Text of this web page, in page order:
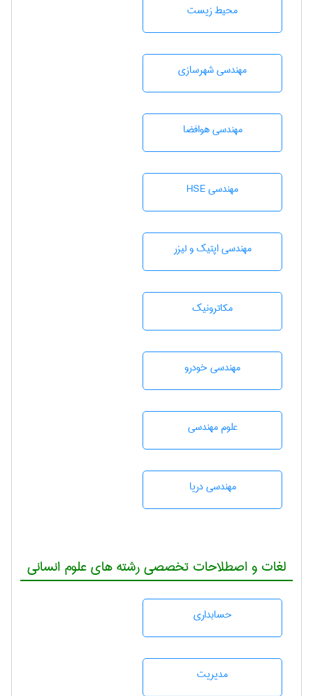
محيط زيست
مهندسی شهرسازی
مهندسی هوافضا
مهندسی HSE
مهندسی اپتیک و لیزر
مکاترونیک
مهندسی خودرو
علوم مهندسی
مهندسی دریا
لغات و اصطلاحات تخصصی رشته های علوم انسانی
حسابداری
مديريت